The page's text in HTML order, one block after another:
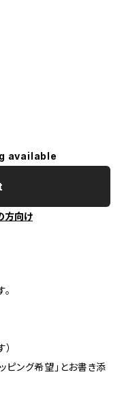
available
方向け
ピング希望」とお書き添